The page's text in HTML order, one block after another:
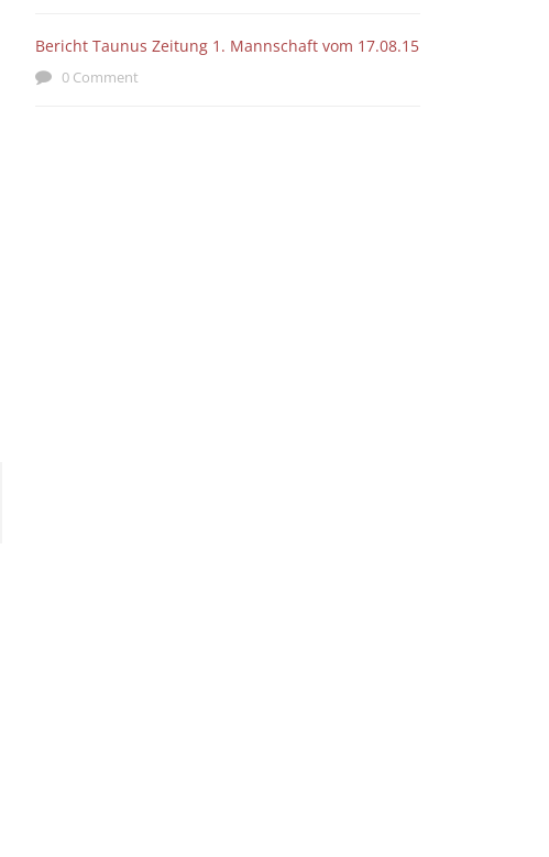
Bericht Taunus Zeitung 1. Mannschaft vom 17.08.15
0 Comment